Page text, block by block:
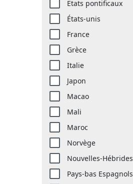
Etats pontificaux
États-unis
France
Grèce
Italie
Japon
Macao
Mali
Maroc
Norvège
Nouvelles-Hébrides
Pays-bas Espagnols